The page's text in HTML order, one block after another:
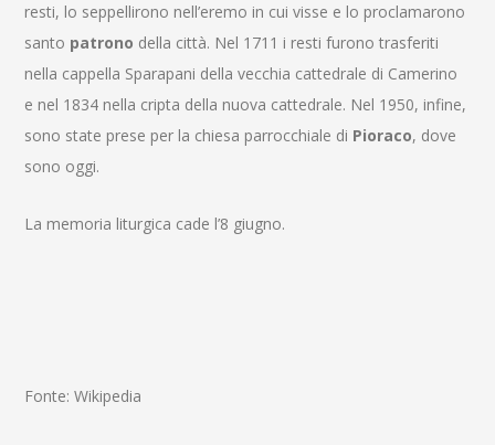
resti, lo seppellirono nell’eremo in cui visse e lo proclamarono
santo patrono della città. Nel 1711 i resti furono trasferiti
nella cappella Sparapani della vecchia cattedrale di Camerino
e nel 1834 nella cripta della nuova cattedrale. Nel 1950, infine,
sono state prese per la chiesa parrocchiale di Pioraco, dove
sono oggi.
La memoria liturgica cade l’8 giugno.
Fonte: Wikipedia